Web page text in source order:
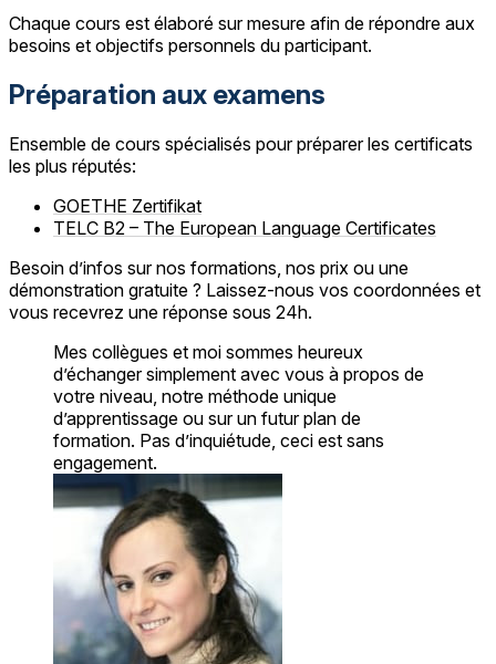
Chaque cours est élaboré sur mesure afin de répondre aux
besoins et objectifs personnels du participant.
Préparation aux examens
Ensemble de cours spécialisés pour préparer les certificats
les plus réputés:
GOETHE Zertifikat
TELC B2 – The European Language Certificates
Besoin d’infos sur nos formations, nos prix ou une
démonstration gratuite ? Laissez-nous vos coordonnées et
vous recevrez une réponse sous 24h.
Mes collègues et moi sommes heureux
d’échanger simplement avec vous à propos de
votre niveau, notre méthode unique
d’apprentissage ou sur un futur plan de
formation. Pas d’inquiétude, ceci est sans
engagement.